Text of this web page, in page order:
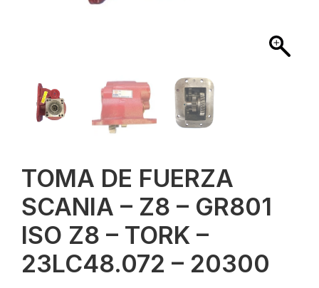
TOMA DE FUERZA
SCANIA – Z8 – GR801
ISO Z8 – TORK –
23LC48.072 – 20300